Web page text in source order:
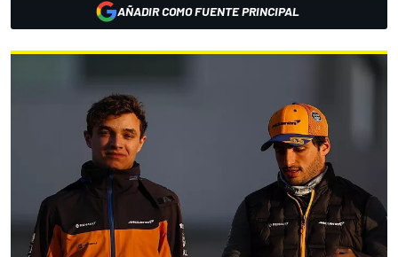
AÑADIR COMO FUENTE PRINCIPAL